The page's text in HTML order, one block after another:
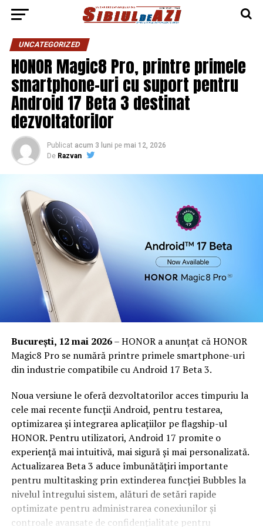
UNCATEGORIZED
HONOR Magic8 Pro, printre primele
smartphone-uri cu suport pentru
Android 17 Beta 3 destinat
dezvoltatorilor
Publicat acum 3 luni pe mai 12, 2026
De Razvan
București, 12 mai 2026– HONOR a anunțat că HONOR
Magic8 Pro se numără printre primele smartphone-uri
din industrie compatibile cu Android 17 Beta 3.
Noua versiune le oferă dezvoltatorilor acces timpuriu la
cele mai recente funcții Android, pentru testarea,
optimizarea și integrarea aplicațiilor pe flagship-ul
HONOR. Pentru utilizatori, Android 17 promite o
experiență mai intuitivă, mai sigură și mai personalizată.
Actualizarea Beta 3 aduce îmbunătățiri importante
pentru multitasking prin extinderea funcției Bubbles la
nivelul întregului sistem, alături de setări rapide
optimizate pentru administrarea conexiunilor și
controale avansate de confidențialitate pentru